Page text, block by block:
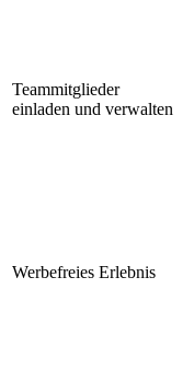
Teammitglieder
einladen und verwalten
Werbefreies Erlebnis